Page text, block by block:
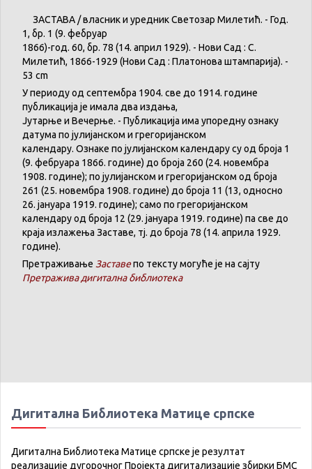
ЗАСТАВА /власники уредникСветозар Милетић. - Год.
1, бр. 1 (9. фебруар
1866)-год. 60, бр. 78 (14. април 1929). - Нови Сад : С.
Милетић, 1866-1929 (Нови Сад : Платонова штампарија). -
53 cm
Упериодуод септембра 1904. све до 1914. године
публикација је имала два издања,
Јутарње и Вечерње. - Публикација има упореднуознаку
датума по јулијанском и грегоријанском
календару. Ознаке по јулијанском календару су од броја 1
(9. фебруара 1866. године) до броја 260 (24. новембра
1908. године); по јулијанском и грегоријанском од броја
261 (25. новембра 1908. године) до броја 11 (13, односно
26. јануара 1919. године); само по грегоријанском
календаруод броја 12 (29. јануара 1919. године) па све до
краја излажења Заставе, тј. до броја 78 (14. априла 1929.
године).
Претраживање Заставепо тексту могуће је на сајту
Претражива дигитална библиотека
Дигитална Библиотека Матице српске
Дигитална Библиотека Матице српске је резултат
реализације дугорочног Пројекта дигитализације збирки БМС